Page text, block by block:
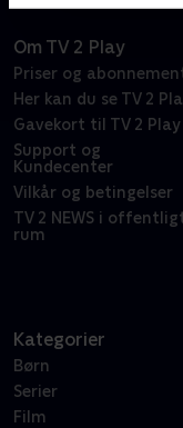
Om TV 2 Play
Priser og
Her kan du se TV 2
Gavekort til TV 2 Play
Support og
Kundecenter
Vilkår og betingelser
TV 2 NEWS i
rum
Kategorier
Børn
Serier
Film